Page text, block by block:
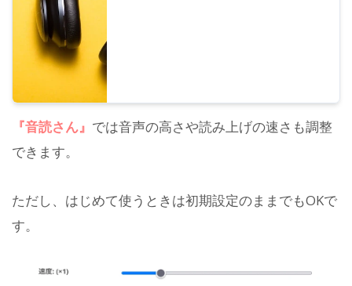
『音読さん』 では音声の高さや読み上げの速さも調整
できます。
ただし、はじめて使うときは初期設定のままでもOKで
す。